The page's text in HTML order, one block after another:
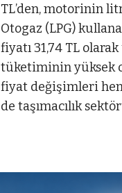
TL’den, motorinin
Otogaz (LPG)
fiyatı 31,74 TL
tüketiminin yüksek
fiyat değişimleri
de taşımacılık